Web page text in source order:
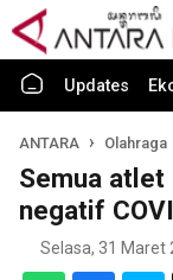
Updates
ANTARA Olahraga
Semua atlet
negatif
Selasa, 31 Maret